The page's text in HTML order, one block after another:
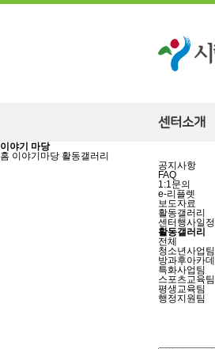
센터소개
이야기 마당
홈 이야기마당 활동갤러리
공지사항
FAQ
1:1문의
e-리플렛
보도자료
활동갤러리
센터행사일정
활동갤러리
전체
청소년사업팀
방과후아카
특화사업팀
스포츠교육팀
평생교육팀
행정지원팀